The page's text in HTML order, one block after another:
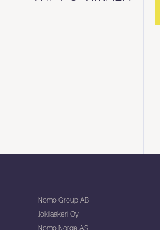
Nomo Group AB
Jokilaakeri Oy
Nomo Norge AS